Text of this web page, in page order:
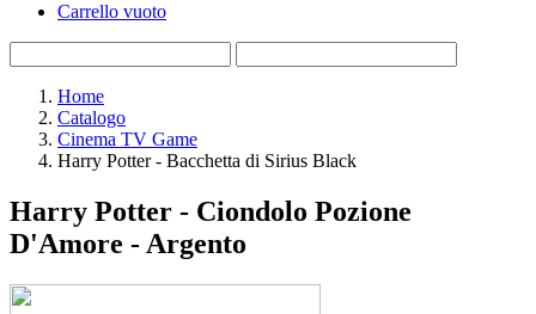
Carrello vuoto
Home
Catalogo
Cinema TV Game
Harry Potter - Bacchetta di Sirius Black
Harry Potter - Ciondolo Pozione
D'Amore - Argento